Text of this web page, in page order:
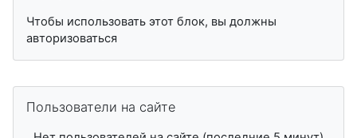
Чтобы использовать этот блок, вы должны
авторизоваться
Пользователи на сайте